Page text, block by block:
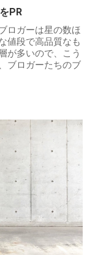
PR
ロガーは星の数ほ
値段で高品質なも
が多いので、こう
ブロガーたちのブ